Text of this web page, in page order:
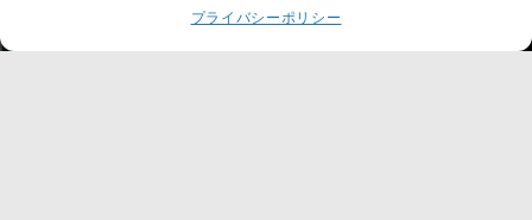
プライバシーポリシー